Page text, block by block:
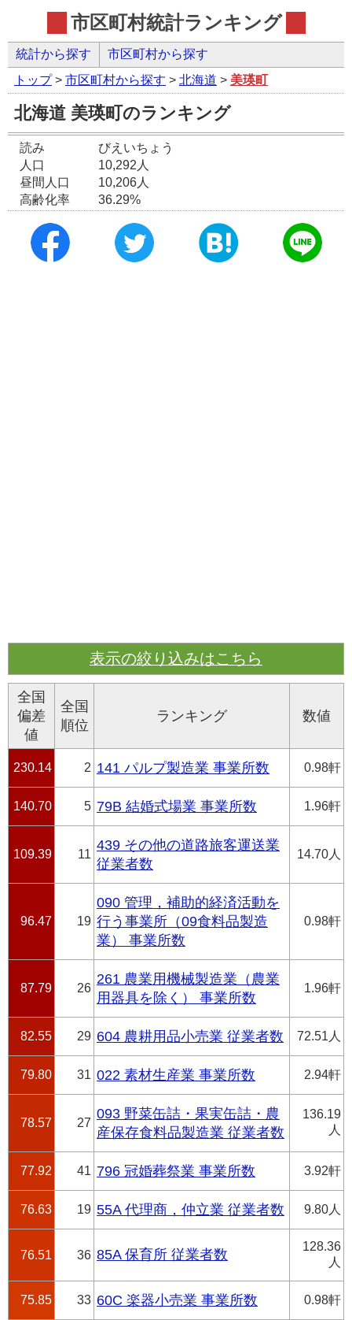
市区町村統計ランキング
統計から探す 市区町村から探す
トップ> 市区町村から探す > 北海道 > 美瑛町
北海道 美瑛町のランキング
読み
びえいちょう
人口
10,292人
昼間人口
10,206人
高齢化率
36.29%
表示の絞り込みはこちら
全国
偏差
値
全国
順位
ランキング 数値
230.14 2 141 パルプ製造業 事業所数 0.98軒
140.70 5 79B 結婚式場業 事業所数 1.96軒
109.39 11
439 その他の道路旅客運送業
従業者数
14.70人
96.47 19
090 管理，補助的経済活動を
行う事業所（09食料品製造
業） 事業所数
0.98軒
87.79 26
261 農業用機械製造業（農業
用器具を除く） 事業所数
1.96軒
82.55 29 604 農耕用品小売業 従業者数 72.51人
79.80 31 022 素材生産業 事業所数 2.94軒
78.57 27
093 野菜缶詰・果実缶詰・農
産保存食料品製造業 従業者数
136.19
人
77.92 41 796 冠婚葬祭業 事業所数 3.92軒
76.63 19 55A 代理商，仲立業 従業者数 9.80人
76.51 36 85A 保育所 従業者数
128.36
人
75.85 33 60C 楽器小売業 事業所数 0.98軒